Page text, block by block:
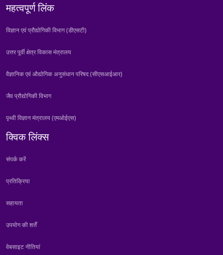
महत्वपूर्ण लिंक
विज्ञान एवं प्रौद्योगिकी विभाग (डीएसटी)
उत्तर पूर्वी क्षेत्र विकास मंत्रालय
वैज्ञानिक एवं औद्योगिक अनुसंधान परिषद (सीएसआईआर)
जैव प्रौद्योगिकी विभाग
पृथ्वी विज्ञान मंत्रालय (एमओईएस)
क्विक लिंक्स
संपर्क करें
प्रतिक्रिया
सहायता
उपयोग की शर्तें
वेबसाइट नीतियां